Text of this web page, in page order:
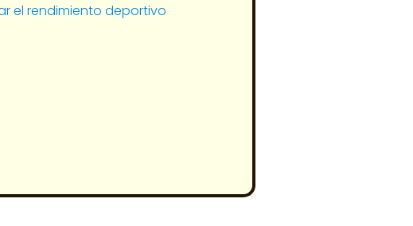
el rendimiento deportivo